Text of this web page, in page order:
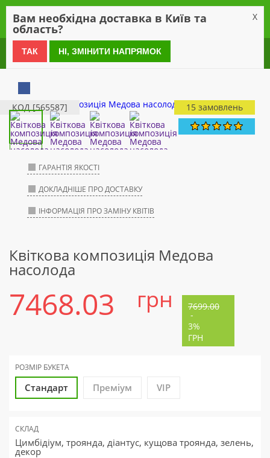
0 800 21 54 55
КОД [565587] 15 замовлень
ГАРАНТІЯ ЯКОСТІ
ДОКЛАДНІШЕ ПРО ДОСТАВКУ
ІНФОРМАЦІЯ ПРО ЗАМІНУ КВІТІВ
Квіткова композиція Медова
насолода
7468.03 грн 7699.00
-
3%
ГРН
РОЗМІР БУКЕТА
Стандарт Преміум VIP
СКЛАД
Цимбідіум, троянда, діантус, кущова троянда, зелень,
декор
Вам необхідна доставка в Київ та
область?
X
ТАК НІ, ЗМІНИТИ НАПРЯМОК